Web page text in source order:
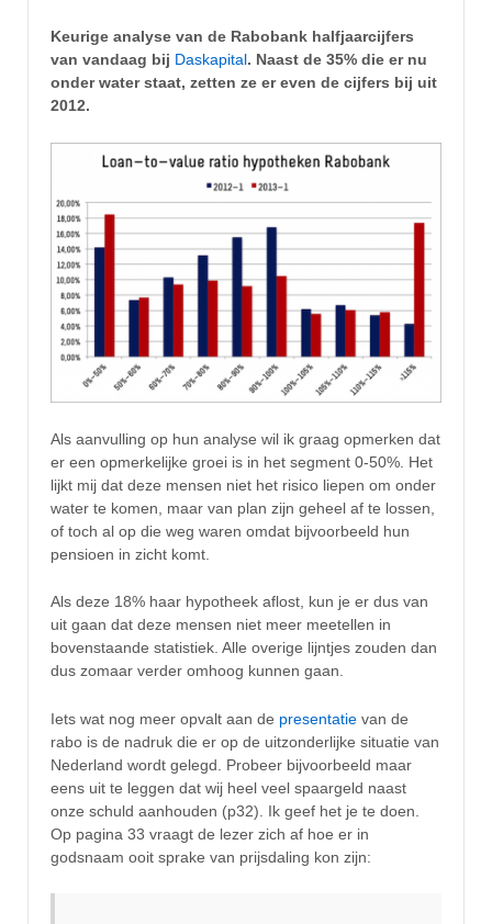
Keurige analyse van de Rabobank halfjaarcijfers
van vandaag bij Daskapital. Naast de 35% die er nu
onder water staat, zetten ze er even de cijfers bij uit
2012.
Als aanvulling op hun analyse wil ik graag opmerken dat
er een opmerkelijke groei is in het segment 0-50%. Het
lijkt mij dat deze mensen niet het risico liepen om onder
water te komen, maar van plan zijn geheel af te lossen,
of toch al op die weg waren omdat bijvoorbeeld hun
pensioen in zicht komt.
Als deze 18% haar hypotheek aflost, kun je er dus van
uit gaan dat deze mensen niet meer meetellen in
bovenstaande statistiek. Alle overige lijntjes zouden dan
dus zomaar verder omhoog kunnen gaan.
Iets wat nog meer opvalt aan de presentatie van de
rabo is de nadruk die er op de uitzonderlijke situatie van
Nederland wordt gelegd. Probeer bijvoorbeeld maar
eens uit te leggen dat wij heel veel spaargeld naast
onze schuld aanhouden (p32). Ik geef het je te doen.
Op pagina 33 vraagt de lezer zich af hoe er in
godsnaam ooit sprake van prijsdaling kon zijn: